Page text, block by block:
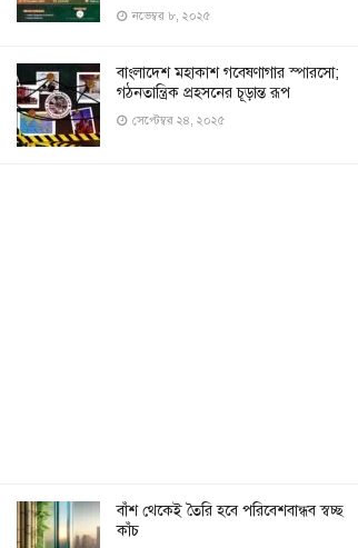
নভেম্বর ৮, ২০২৫
বাংলাদেশ মহাকাশ গবেষণাগার স্পারসো;
গঠনতান্ত্রিক প্রহসনের চূড়ান্ত রূপ
সেপ্টেম্বর ২৪, ২০২৫
বাঁশ থেকেই তৈরি হবে পরিবেশবান্ধব স্বচ্ছ
কাঁচ